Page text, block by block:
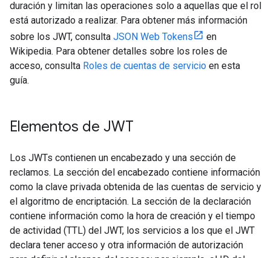
duración y limitan las operaciones solo a aquellas que el rol
está autorizado a realizar. Para obtener más información
sobre los JWT, consulta JSON Web Tokens
en
Wikipedia. Para obtener detalles sobre los roles de
acceso, consulta Roles de cuentas de servicio en esta
guía.
Elementos de JWT
Los JWTs contienen un encabezado y una sección de
reclamos. La sección del encabezado contiene información
como la clave privada obtenida de las cuentas de servicio y
el algoritmo de encriptación. La sección de la declaración
contiene información como la hora de creación y el tiempo
de actividad (TTL) del JWT, los servicios a los que el JWT
declara tener acceso y otra información de autorización